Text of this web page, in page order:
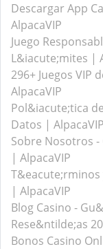
Descargar App
AlpacaVIP
Juego
L&iacute;mites |
296+ Juegos VIP
AlpacaVIP
Pol&iacute;tica
Datos | AlpacaVIP
Sobre Nosotros -
| AlpacaVIP
T&eacute;rminos
| AlpacaVIP
Blog Casino -
Rese&ntilde;as
Bonos Casino